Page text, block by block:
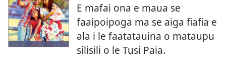
E mafai ona e maua se
faaipoipoga ma se aiga fiafia e
ala i le faatatauina o mataupu
silisili o le Tusi Paia.